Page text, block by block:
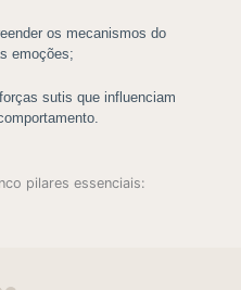
os mecanismos do
emoções;
sutis que influenciam